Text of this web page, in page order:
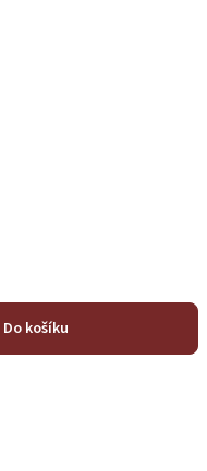
Do košíku